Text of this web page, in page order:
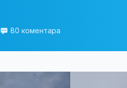
80 коментара